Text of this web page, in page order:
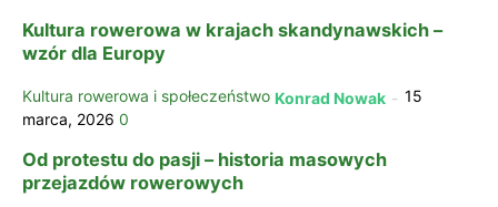
Kultura rowerowa w krajach skandynawskich –
wzór dla Europy
Kultura rowerowa i społeczeństwo Konrad Nowak - 15
marca, 2026 0
Od protestu do pasji – historia masowych
przejazdów rowerowych